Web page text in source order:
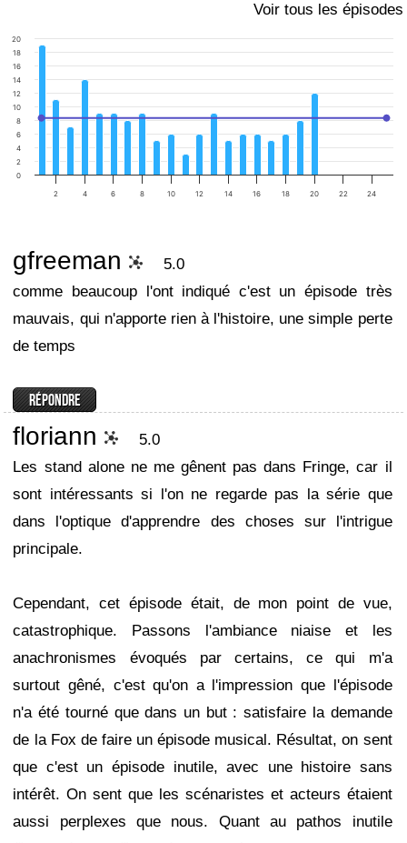
Voir tous les épisodes
2 4 6 8 10 12 14 16 18 20 22 24
0
2
4
6
8
10
12
14
16
18
20
gfreeman
5.0
comme beaucoup l'ont indiqué c'est un épisode très
mauvais, qui n'apporte rien à l'histoire, une simple perte
de temps
floriann
5.0
Les stand alone ne me gênent pas dans Fringe, car il
sont intéressants si l'on ne regarde pas la série que
dans l'optique d'apprendre des choses sur l'intrigue
principale.
Cependant, cet épisode était, de mon point de vue,
catastrophique. Passons l'ambiance niaise et les
anachronismes évoqués par certains, ce qui m'a
surtout gêné, c'est qu'on a l'impression que l'épisode
n'a été tourné que dans un but : satisfaire la demande
de la Fox de faire un épisode musical. Résultat, on sent
que c'est un épisode inutile, avec une histoire sans
intérêt. On sent que les scénaristes et acteurs étaient
aussi perplexes que nous. Quant au pathos inutile